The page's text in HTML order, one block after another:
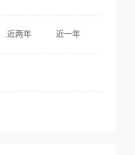
近两年 近一年